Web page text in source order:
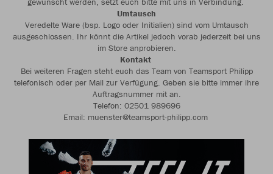
Umtausch
Veredelte Ware (bsp. Logo oder Initialien) sind vom Umtausch
ausgeschlossen. Ihr könnt die Artikel jedoch vorab jederzeit bei uns
im Store anprobieren.
Kontakt
Bei weiteren Fragen steht euch das Team von Teamsport Philipp
telefonisch oder per Mail zur Verfügung. Geben sie bitte immer ihre
Auftragsnummer mit an.
Telefon: 02501 989696
Email: muenster@teamsport-philipp.com